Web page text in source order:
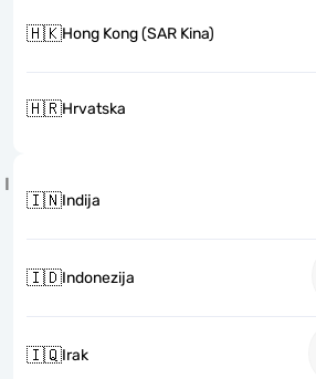
🇭🇰Hong Kong (SAR Kina)
🇭🇷Hrvatska
I
🇮🇳Indija
🇮🇩Indonezija
🇮🇶Irak